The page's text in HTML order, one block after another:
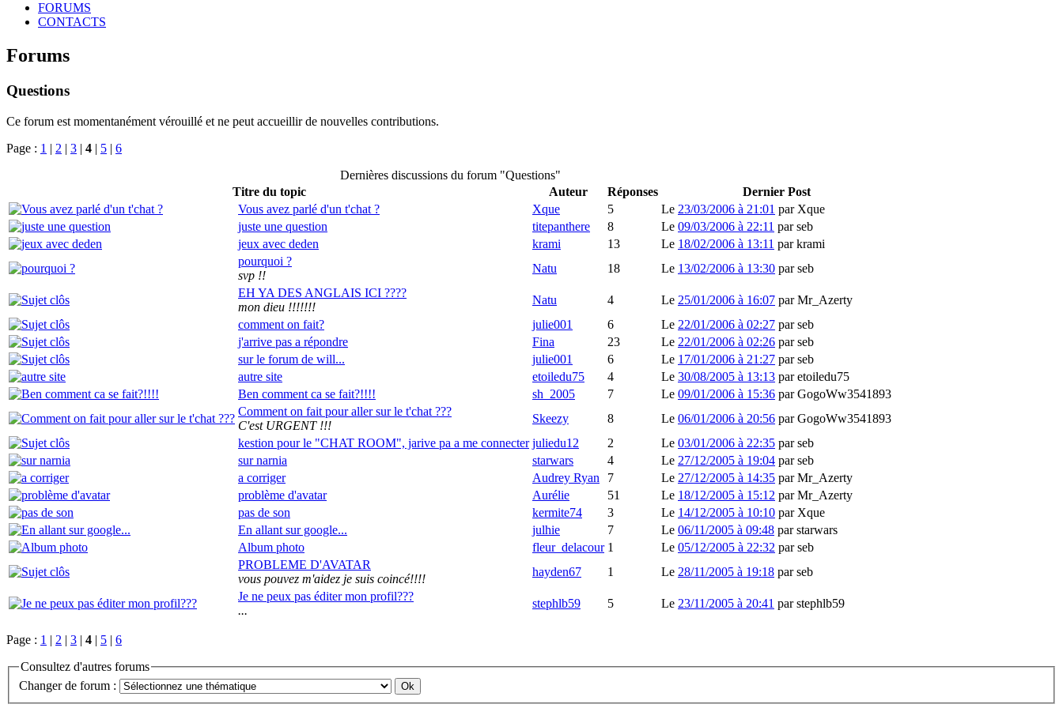
FORUMS
CONTACTS
Forums
Questions
Ce forum est momentanément vérouillé et ne peut accueillir de nouvelles contributions.
Page : 1 | 2 | 3 | 4 | 5 | 6
Dernières discussions du forum "Questions"
Titre du topic
Auteur Réponses
Dernier Post
Vous avez parlé d'un t'chat ?
Xque 5 Le 23/03/2006 à 21:01 par Xque
juste une question
titepanthere 8 Le 09/03/2006 à 22:11 parseb
jeux avec deden
krami 13 Le 18/02/2006 à 13:11 parkrami
pourquoi ?
svp !!
Natu 18 Le 13/02/2006 à 13:30 parseb
EH YA DES ANGLAIS ICI ????
mon dieu !!!!!!!
Natu 4 Le 25/01/2006 à 16:07 parMr_Azerty
comment on fait?
julie001 6 Le 22/01/2006 à 02:27 parseb
j'arrive pas a répondre
Fina 23 Le 22/01/2006 à 02:26 parseb
sur le forum de will...
julie001 6 Le 17/01/2006 à 21:27 parseb
autre site
etoiledu75 4 Le 30/08/2005 à 13:13 paretoiledu75
Ben comment ca se fait?!!!!
sh_2005 7 Le 09/01/2006 à 15:36 parGogoWw3541893
Comment on fait pour aller sur le t'chat ???
C'est URGENT !!!
Skeezy 8 Le 06/01/2006 à 20:56 parGogoWw3541893
kestion pour le "CHAT ROOM", jarive pa a me connecter juliedu12 2 Le 03/01/2006 à 22:35 parseb
sur narnia
starwars 4 Le 27/12/2005 à 19:04 parseb
a corriger
Audrey Ryan 7 Le 27/12/2005 à 14:35 parMr_Azerty
problème d'avatar
Aurélie 51 Le 18/12/2005 à 15:12 parMr_Azerty
pas de son
kermite74 3 Le 14/12/2005 à 10:10 par Xque
En allant sur google...
julhie 7 Le 06/11/2005 à 09:48 parstarwars
Album photo
fleur_delacour 1 Le 05/12/2005 à 22:32 parseb
PROBLEME D'AVATAR
vous pouvez m'aidez je suis coincé!!!!
hayden67 1 Le 28/11/2005 à 19:18 parseb
Je ne peux pas éditer mon profil???
...
stephlb59 5 Le 23/11/2005 à 20:41 parstephlb59
Page : 1 | 2 | 3 | 4 | 5 | 6
Consultez d'autres forums
Changer de forum :